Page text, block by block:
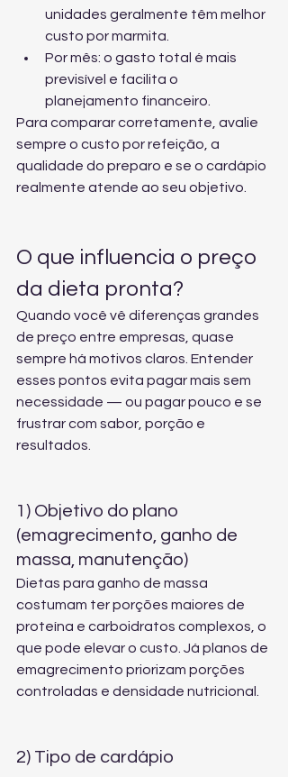
unidades geralmente têm melhor
custo por marmita.
Por mês: o gasto total é mais
previsível e facilita o
planejamento financeiro.
Para comparar corretamente, avalie
sempre o custo por refeição, a
qualidade do preparo e se o cardápio
realmente atende ao seu objetivo.
O que influencia o preço
da dieta pronta?
Quando você vê diferenças grandes
de preço entre empresas, quase
sempre há motivos claros. Entender
esses pontos evita pagar mais sem
necessidade — ou pagar pouco e se
frustrar com sabor, porção e
resultados.
1) Objetivo do plano
(emagrecimento, ganho de
massa, manutenção)
Dietas para ganho de massa
costumam ter porções maiores de
proteína e carboidratos complexos, o
que pode elevar o custo. Já planos de
emagrecimento priorizam porções
controladas e densidade nutricional.
2) Tipo de cardápio